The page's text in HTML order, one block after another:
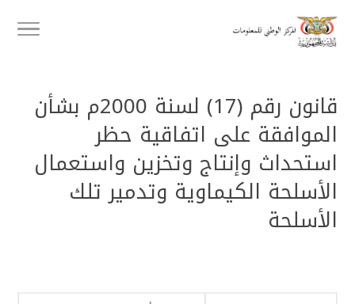
قانون رقم (17) لسنة 2000م بشأن
الموافقة على اتفاقية حظر
استحداث وإنتاج وتخزين واستعمال
الأسلحة الكيماوية وتدمير تلك
الأسلحة